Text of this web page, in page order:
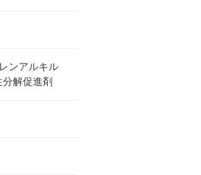
ンアルキル
解促進剤